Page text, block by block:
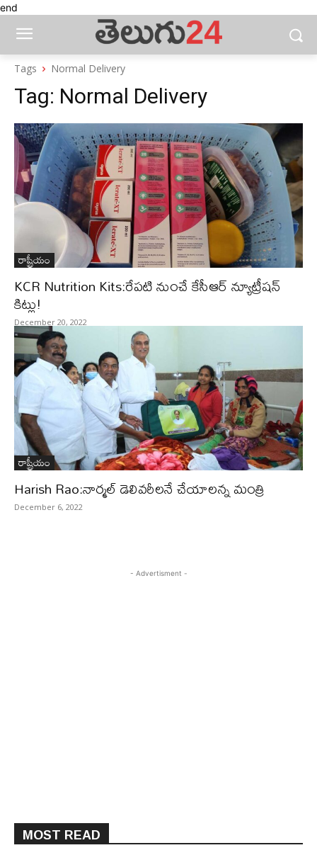
end
Tags Normal Delivery
Tag: Normal Delivery
రాష్ట్రీయం
KCR Nutrition Kits:రేపటి నుంచే కేసీఆర్‌ న్యూట్రీషన్‌
కిట్లు!
December 20, 2022
రాష్ట్రీయం
Harish Rao:నార్మల్ డెలివరీలనే చేయాలన్న మంత్రి
December 6, 2022
- Advertisment -
MOST READ